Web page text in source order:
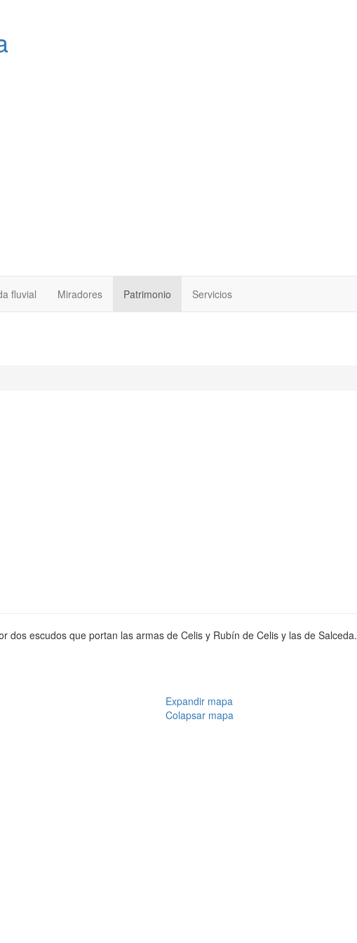
fluvial Miradores Patrimonio Servicios
escudos que portan las armas de Celis y Rubín de Celis y las de Salceda.
Expandir mapa
Colapsar mapa